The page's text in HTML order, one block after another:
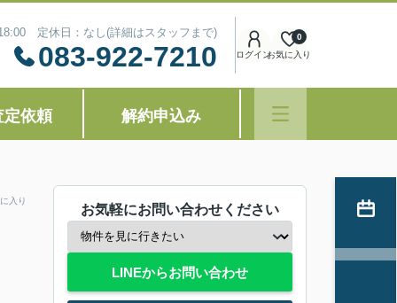
定休日：なし(詳細はスタッフまで)
083-922-7210 ログインお気に入り
0
定依頼 解約申込み
入り
お気軽にお問い合わせください
LINEからお問い合わせ